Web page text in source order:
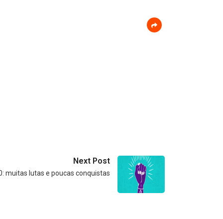
Next Post
muitas lutas e poucas conquistas